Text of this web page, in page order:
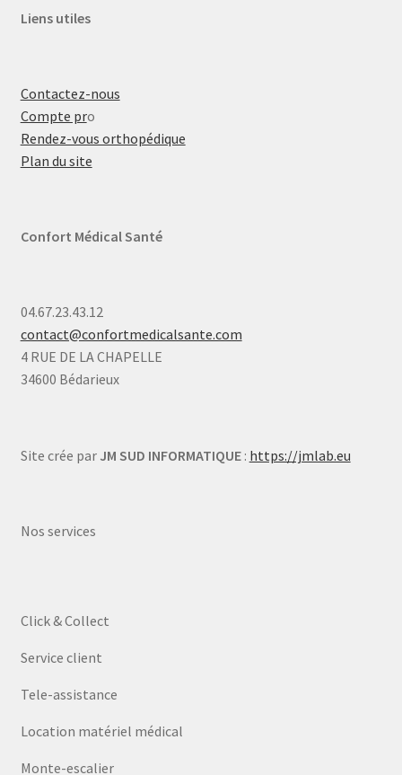
Liens utiles
Contactez-nous
Compte pro
Rendez-vous orthopédique
Plan du site
Confort Médical Santé
04.67.23.43.12
contact@confortmedicalsante.com
4 RUE DE LA CHAPELLE
34600 Bédarieux
Site crée par JM SUD INFORMATIQUE: https://jmlab.eu
Nos services
Click & Collect
Service client
Tele-assistance
Location matériel médical
Monte-escalier